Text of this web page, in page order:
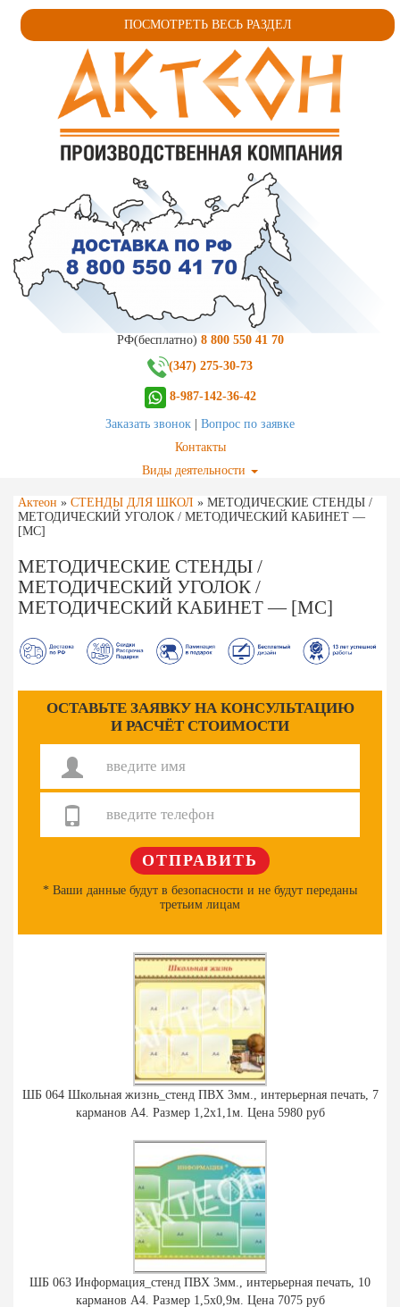
РФ(бесплатно) 8 800 550 41 70
(347) 275-30-73
8-987-142-36-42
Заказать звонок
Вопрос по заявке
Контакты
Виды деятельности
ПОСМОТРЕТЬ ВЕСЬ РАЗДЕЛ
Актеон » СТЕНДЫ ДЛЯ ШКОЛ » МЕТОДИЧЕСКИЕ СТЕНДЫ /
МЕТОДИЧЕСКИЙ УГОЛОК / МЕТОДИЧЕСКИЙ КАБИНЕТ —
[МС]
МЕТОДИЧЕСКИЕ СТЕНДЫ /
МЕТОДИЧЕСКИЙ УГОЛОК /
МЕТОДИЧЕСКИЙ КАБИНЕТ — [МС]
ОСТАВЬТЕ ЗАЯВКУ НА КОНСУЛЬТАЦИЮ
И РАСЧЁТ СТОИМОСТИ
* Ваши данные будут в безопасности и не будут переданы
третьим лицам
ШБ 064 Школьная жизнь_стенд ПВХ 3мм., интерьерная печать, 7
карманов А4. Размер 1,2х1,1м. Цена 5980 руб
ШБ 063 Информация_стенд ПВХ 3мм., интерьерная печать, 10
карманов А4. Размер 1,5х0,9м. Цена 7075 руб